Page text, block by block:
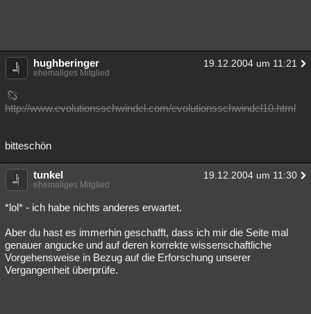
hughberinger 19.12.2004 um 11:21
ehemaliges Mitglied
http://www.evolutionsschwindel.com/evolutionsschwindel10.html
bitteschön
tunkel 19.12.2004 um 11:30
ehemaliges Mitglied
*lol* - ich habe nichts anderes erwartet.
Aber du hast es immerhin geschafft, dass ich mir die Seite mal
genauer angucke und auf deren korrekte wissenschaftliche
Vorgehensweise in Bezug auf die Erforschung unserer
Vergangenheit überprüfe.